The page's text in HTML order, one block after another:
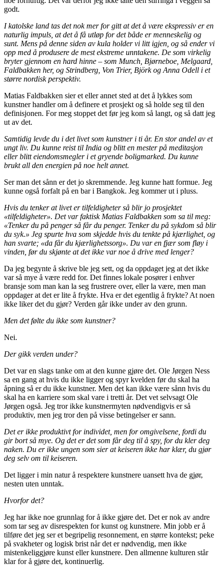
godt.
I katolske land tas det nok mer for gitt at det å være ekspressiv er en
naturlig impuls, at det å få utløp for det både er menneskelig og
sunt. Mens på denne siden av kula holder vi litt igjen, og så ender vi
opp med å produsere de mest ekstreme unntakene. De som virkelig
bryter gjennom en hard hinne – som Munch, Bjørneboe, Melgaard,
Faldbakken her, og Strindberg, Von Trier, Björk og Anna Odell i et
større nordisk perspektiv.
Matias Faldbakken sier et eller annet sted at det å lykkes som
kunstner handler om å definere et prosjekt og så holde seg til den
definisjonen. For meg stoppet det før jeg kom så langt, og så datt jeg
ut av det.
Samtidig levde du i det livet som kunstner i ti år. En stor andel av et
ungt liv. Du kunne reist til India og blitt en mester på meditasjon
eller blitt eiendomsmegler i et gryende boligmarked. Du kunne
brukt all den energien på noe helt annet.
Ser man det sånn er det jo skremmende. Jeg kunne hatt formue. Jeg
kunne også forfalt på en bar i Bangkok. Jeg kommer ut i pluss.
Hvis du tenker at livet er tilfeldigheter så blir jo prosjektet
«tilfeldigheter». Det var faktisk Matias Faldbakken som sa til meg:
«Tenker du på penger så får du penger. Tenker du på sykdom så blir
du syk.» Jeg spurte hva som skjedde hvis du tenkte på kjærlighet, og
han svarte; «da får du kjærlighetssorg». Du var en fjær som fløy i
vinden, før du skjønte at det ikke var noe å drive med lenger?
Da jeg begynte å skrive ble jeg sett, og da oppdaget jeg at det ikke
var så mye å være redd for. Det finnes lokale posører i enhver
bransje som man kan la seg frustrere over, eller la være, men man
oppdager at det er lite å frykte. Hva er det egentlig å frykte? At noen
ikke liker det du gjør? Verden går ikke under av den grunn.
Men det følte du ikke som kunstner?
Nei.
Der gikk verden under?
Det var en slags tanke om at den kunne gjøre det. Ole Jørgen Ness
sa en gang at hvis du ikke ligger og spyr kvelden før du skal ha
åpning så er du ikke kunstner. Men det kan ikke være sånn hvis du
skal ha en karriere som skal vare i tretti år. Det vet selvsagt Ole
Jørgen også. Jeg tror ikke kunstnermyten nødvendigvis er så
produktiv, men jeg tror den på visse betingelser er sann.
Det er ikke produktivt for individet, men for omgivelsene, fordi du
gir bort så mye. Og det er det som får deg til å spy, for du kler deg
naken. Du er ikke ungen som sier at keiseren ikke har klær, du gjør
deg selv om til keiseren.
Det ligger i min natur å respektere kunstnere uansett hva de gjør,
nesten uten unntak.
Hvorfor det?
Jeg har ikke noe grunnlag for å ikke gjøre det. Det er nok av andre
som tar seg av disrespekten for kunst og kunstnere. Min jobb er å
tilføre det jeg ser et begripelig resonnement, en større kontekst; peke
på svakheter og logisk brist når det er nødvendig, men ikke
mistenkeliggjøre kunst eller kunstnere. Den allmenne kulturen står
klar for å gjøre det, kontinuerlig.